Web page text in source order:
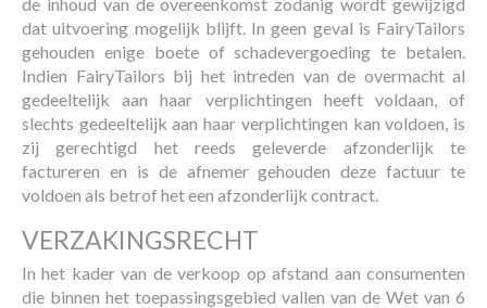
dat uitvoering mogelijk blijft. In geen geval is FairyTailors
gehouden enige boete of schadevergoeding te betalen.
Indien FairyTailors bij het intreden van de overmacht al
gedeeltelijk aan haar verplichtingen heeft voldaan, of
slechts gedeeltelijk aan haar verplichtingen kan voldoen, is
zij gerechtigd het reeds geleverde afzonderlijk te
factureren en is de afnemer gehouden deze factuur te
voldoen als betrof het een afzonderlijk contract.
VERZAKINGSRECHT
In het kader van de verkoop op afstand aan consumenten
die binnen het toepassingsgebied vallen van de Wet van 6